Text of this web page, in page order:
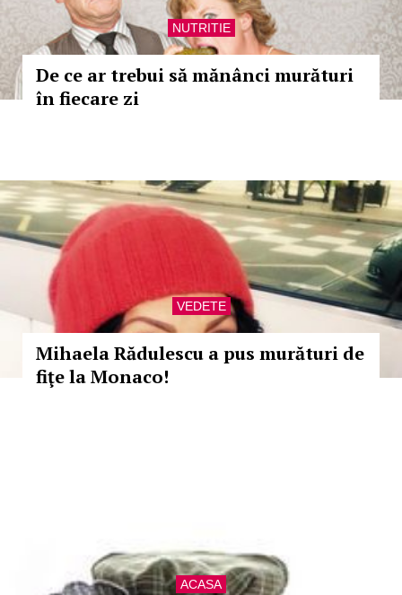
NUTRITIE
De ce ar trebui să mănânci murături
în fiecare zi
VEDETE
Mihaela Rădulescu a pus murături de
fiţe la Monaco!
ACASA